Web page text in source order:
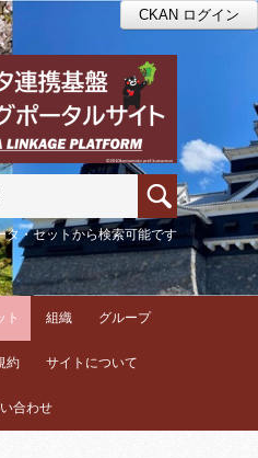
CKAN ログイン
タ・セットから検索可能です
ト 組織 グループ
約 サイトについて
合わせ